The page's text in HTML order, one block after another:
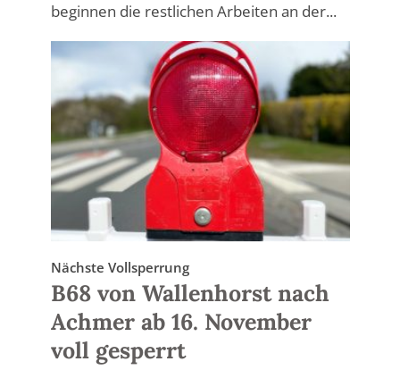
beginnen die restlichen Arbeiten an der...
Nächste Vollsperrung
B68 von Wallenhorst nach
Achmer ab 16. November
voll gesperrt